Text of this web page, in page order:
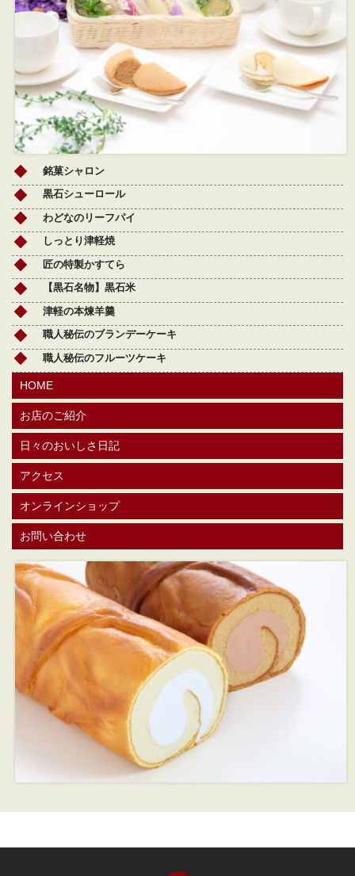
銘菓シャロン
黒石シューロール
わどなのリーフパイ
しっとり津軽焼
匠の特製かすてら
【黒石名物】黒石米
津軽の本煉羊羹
職人秘伝のブランデーケーキ
職人秘伝のフルーツケーキ
HOME
お店のご紹介
日々のおいしさ日記
アクセス
オンラインショップ
お問い合わせ